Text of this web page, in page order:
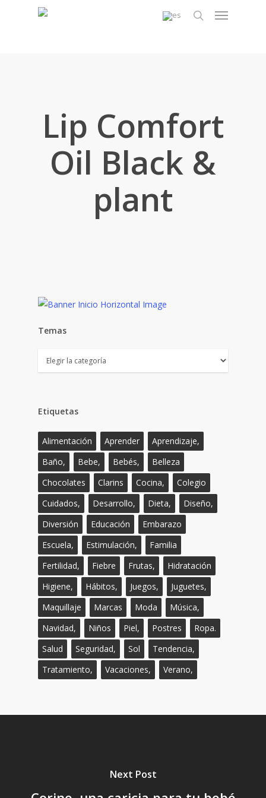
Menu
Lip Comfort
Oil Black &
plant
Temas
Temas
Etiquetas
Alimentación Aprender
Aprendizaje,
Baño,
Bebe, Bebés,
Belleza
Chocolates
Clarins Cocina,
Colegio
Cuidados,
Desarrollo, Dieta,
Diseño,
Diversión
Educación
Embarazo
Escuela,
Estimulación,
Familia
Fertilidad,
Fiebre Frutas,
Hidratación
Higiene,
Hábitos, Juegos,
Juguetes,
Maquillaje
Marcas Moda
Música,
Navidad,
Niños Piel, Postres
Ropa.
Salud
Seguridad, Sol
Tendencia,
Tratamiento,
Vacaciones, Verano,
Next Post